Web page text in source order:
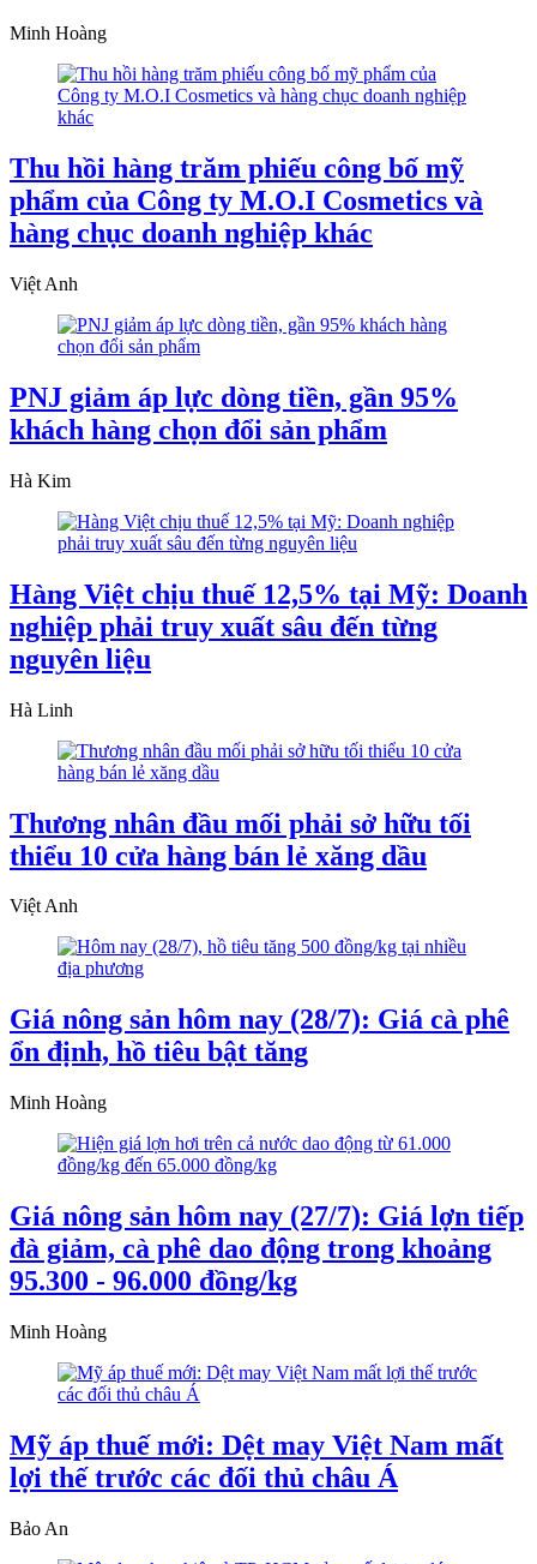
Minh Hoàng
Thu hồi hàng trăm phiếu công bố mỹ
phẩm của Công ty M.O.I Cosmetics và
hàng chục doanh nghiệp khác
Việt Anh
PNJ giảm áp lực dòng tiền, gần 95%
khách hàng chọn đổi sản phẩm
Hà Kim
Hàng Việt chịu thuế 12,5% tại Mỹ: Doanh
nghiệp phải truy xuất sâu đến từng
nguyên liệu
Hà Linh
Thương nhân đầu mối phải sở hữu tối
thiểu 10 cửa hàng bán lẻ xăng dầu
Việt Anh
Giá nông sản hôm nay (28/7): Giá cà phê
ổn định, hồ tiêu bật tăng
Minh Hoàng
Giá nông sản hôm nay (27/7): Giá lợn tiếp
đà giảm, cà phê dao động trong khoảng
95.300 - 96.000 đồng/kg
Minh Hoàng
Mỹ áp thuế mới: Dệt may Việt Nam mất
lợi thế trước các đối thủ châu Á
Bảo An